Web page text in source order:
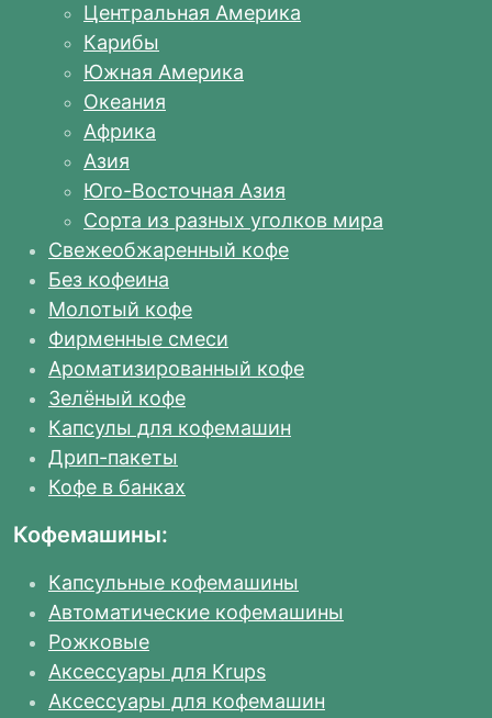
Центральная Америка
Карибы
Южная Америка
Океания
Африка
Азия
Юго-Восточная Азия
Сорта из разных уголков мира
Свежеобжаренный кофе
Без кофеина
Молотый кофе
Фирменные смеси
Ароматизированный кофе
Зелёный кофе
Капсулы для кофемашин
Дрип-пакеты
Кофе в банках
Кофемашины:
Капсульные кофемашины
Автоматические кофемашины
Рожковые
Аксессуары для Krups
Аксессуары для кофемашин